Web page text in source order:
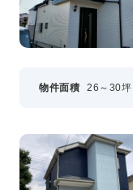
物件面積 26～30坪